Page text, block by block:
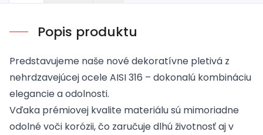
Popis produktu
Predstavujeme naše nové dekoratívne pletivá z
nehrdzavejúcej ocele AISI 316 – dokonalú kombináciu
elegancie a odolnosti.
Vďaka prémiovej kvalite materiálu sú mimoriadne
odolné voči korózii, čo zaručuje dlhú životnosť aj v